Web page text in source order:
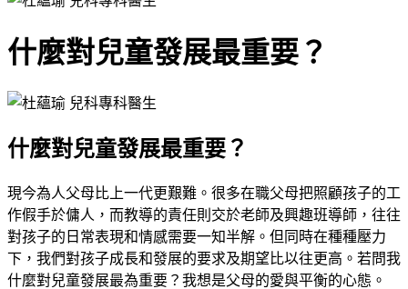
什麼對兒童發展最重要？
什麼對兒童發展最重要？
現今為人父母比上一代更艱難。很多在職父母把照顧孩子的工
作假手於傭人，而教導的責任則交於老師及興趣班導師，往往
對孩子的日常表現和情感需要一知半解。但同時在種種壓力
下，我們對孩子成長和發展的要求及期望比以往更高。若問我
什麼對兒童發展最為重要？我想是父母的愛與平衡的心態。